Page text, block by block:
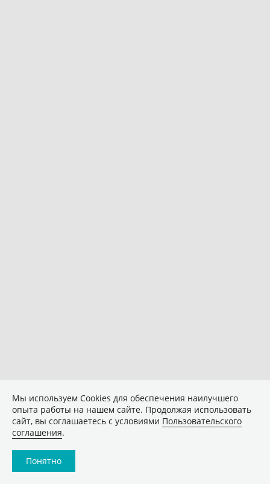
Мы используем Сookies для обеспечения наилучшего
опыта работы на нашем сайте. Продолжая использовать
сайт, вы соглашаетесь с условиями Пользовательского
соглашения.
Понятно